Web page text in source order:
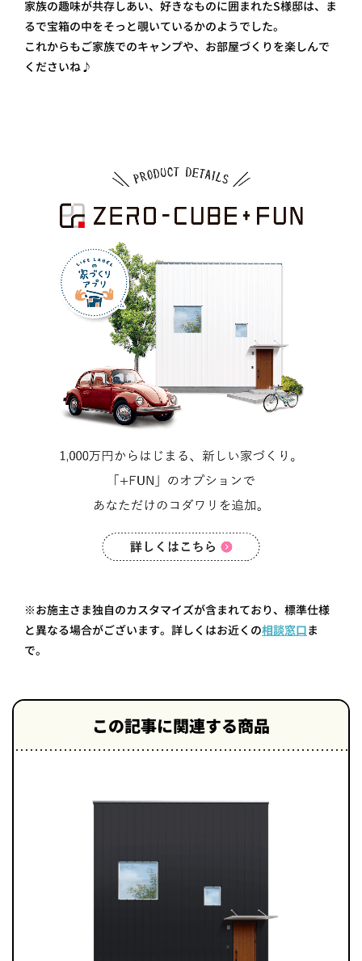
家族の趣味が共存しあい、好きなものに囲まれたS様邸は、ま
るで宝箱の中をそっと覗いているかのようでした。
これからもご家族でのキャンプや、お部屋づくりを楽しんで
くださいね♪
※お施主さま独自のカスタマイズが含まれており、標準仕様
と異なる場合がございます。詳しくはお近くの相談窓口ま
で。
この記事に関連する商品